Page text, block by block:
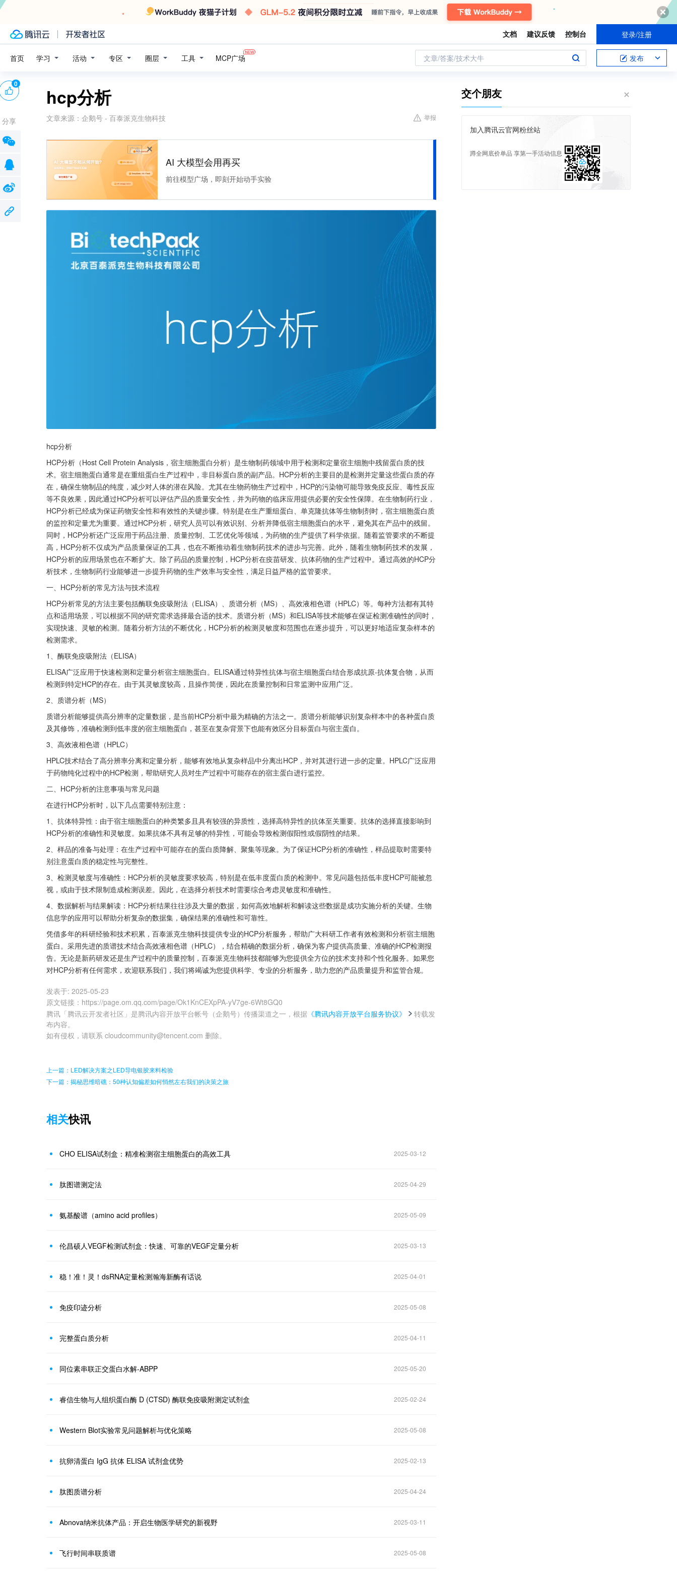
文档 建议反馈 控制台 登录/注册
首页 学习 活动 专区 圈层 工具 MCP广场 文章/答案/技术大牛 发布
hcp分析
文章来源： 企鹅号 - 百泰派克生物科技 举报
广告
AI 大模型会用再买
前往模型广场，即刻开始动手实验
hcp分析
HCP分析（Host Cell Protein Analysis，宿主细胞蛋白分析）是生物制药领域中用于检测和定量宿主细胞中残留蛋白质的技
术。宿主细胞蛋白通常是在重组蛋白生产过程中，非目标蛋白质的副产品。HCP分析的主要目的是检测并定量这些蛋白质的存
在，确保生物制品的纯度，减少对人体的潜在风险。尤其在生物药物生产过程中，HCP的污染物可能导致免疫反应、毒性反应
等不良效果，因此通过HCP分析可以评估产品的质量安全性，并为药物的临床应用提供必要的安全性保障。在生物制药行业，
HCP分析已经成为保证药物安全性和有效性的关键步骤。特别是在生产重组蛋白、单克隆抗体等生物制剂时，宿主细胞蛋白质
的监控和定量尤为重要。通过HCP分析，研究人员可以有效识别、分析并降低宿主细胞蛋白的水平，避免其在产品中的残留。
同时，HCP分析还广泛应用于药品注册、质量控制、工艺优化等领域，为药物的生产提供了科学依据。随着监管要求的不断提
高，HCP分析不仅成为产品质量保证的工具，也在不断推动着生物制药技术的进步与完善。此外，随着生物制药技术的发展，
HCP分析的应用场景也在不断扩大。除了药品的质量控制，HCP分析在疫苗研发、抗体药物的生产过程中。通过高效的HCP分
析技术，生物制药行业能够进一步提升药物的生产效率与安全性，满足日益严格的监管要求。
一、HCP分析的常见方法与技术流程
HCP分析常见的方法主要包括酶联免疫吸附法（ELISA）、质谱分析（MS）、高效液相色谱（HPLC）等。每种方法都有其特
点和适用场景，可以根据不同的研究需求选择最合适的技术。质谱分析（MS）和ELISA等技术能够在保证检测准确性的同时，
实现快速、灵敏的检测。随着分析方法的不断优化，HCP分析的检测灵敏度和范围也在逐步提升，可以更好地适应复杂样本的
检测需求。
1、酶联免疫吸附法（ELISA）
ELISA广泛应用于快速检测和定量分析宿主细胞蛋白。ELISA通过特异性抗体与宿主细胞蛋白结合形成抗原-抗体复合物，从而
检测到特定HCP的存在。由于其灵敏度较高，且操作简便，因此在质量控制和日常监测中应用广泛。
2、质谱分析（MS）
质谱分析能够提供高分辨率的定量数据，是当前HCP分析中最为精确的方法之一。质谱分析能够识别复杂样本中的各种蛋白质
及其修饰，准确检测到低丰度的宿主细胞蛋白，甚至在复杂背景下也能有效区分目标蛋白与宿主蛋白。
3、高效液相色谱（HPLC）
HPLC技术结合了高分辨率分离和定量分析，能够有效地从复杂样品中分离出HCP，并对其进行进一步的定量。HPLC广泛应用
于药物纯化过程中的HCP检测，帮助研究人员对生产过程中可能存在的宿主蛋白进行监控。
二、HCP分析的注意事项与常见问题
在进行HCP分析时，以下几点需要特别注意：
1、抗体特异性：由于宿主细胞蛋白的种类繁多且具有较强的异质性，选择高特异性的抗体至关重要。抗体的选择直接影响到
HCP分析的准确性和灵敏度。如果抗体不具有足够的特异性，可能会导致检测假阳性或假阴性的结果。
2、样品的准备与处理：在生产过程中可能存在的蛋白质降解、聚集等现象。为了保证HCP分析的准确性，样品提取时需要特
别注意蛋白质的稳定性与完整性。
3、检测灵敏度与准确性：HCP分析的灵敏度要求较高，特别是在低丰度蛋白质的检测中。常见问题包括低丰度HCP可能被忽
视，或由于技术限制造成检测误差。因此，在选择分析技术时需要综合考虑灵敏度和准确性。
4、数据解析与结果解读：HCP分析结果往往涉及大量的数据，如何高效地解析和解读这些数据是成功实施分析的关键。生物
信息学的应用可以帮助分析复杂的数据集，确保结果的准确性和可靠性。
凭借多年的科研经验和技术积累，百泰派克生物科技提供专业的HCP分析服务，帮助广大科研工作者有效检测和分析宿主细胞
蛋白。采用先进的质谱技术结合高效液相色谱（HPLC），结合精确的数据分析，确保为客户提供高质量、准确的HCP检测报
告。无论是新药研发还是生产过程中的质量控制，百泰派克生物科技都能够为您提供全方位的技术支持和个性化服务。如果您
对HCP分析有任何需求，欢迎联系我们，我们将竭诚为您提供科学、专业的分析服务，助力您的产品质量提升和监管合规。
发表于: 2025-05-23
原文链接 ： https://page.om.qq.com/page/Ok1KnCEXpPA-yV7ge-6Wt8GQ0
腾讯「腾讯云开发者社区」是腾讯内容开放平台帐号（企鹅号）传播渠道之一，根据 《腾讯内容开放平台服务协议》
转载发
布内容。
如有侵权，请联系 cloudcommunity@tencent.com 删除。
0
分享
上一篇：LED解决方案之LED导电银胶来料检验
下一篇：揭秘思维暗礁：50种认知偏差如何悄然左右我们的决策之旅
相关快讯
CHO ELISA试剂盒：精准检测宿主细胞蛋白的高效工具 2025-03-12
肽图谱测定法 2025-04-29
氨基酸谱（amino acid profiles） 2025-05-09
伦昌硕人VEGF检测试剂盒：快速、可靠的VEGF定量分析 2025-03-13
稳！准！灵！dsRNA定量检测瀚海新酶有话说 2025-04-01
免疫印迹分析 2025-05-08
完整蛋白质分析 2025-04-11
同位素串联正交蛋白水解-ABPP 2025-05-20
睿信生物与人组织蛋白酶 D (CTSD) 酶联免疫吸附测定试剂盒 2025-02-24
Western Blot实验常见问题解析与优化策略 2025-05-08
抗卵清蛋白 IgG 抗体 ELISA 试剂盒优势 2025-02-13
肽图质谱分析 2025-04-24
Abnova纳米抗体产品：开启生物医学研究的新视野 2025-03-11
飞行时间串联质谱 2025-05-08
交个朋友
加入腾讯云官网粉丝站
蹲全网底价单品 享第一手活动信息